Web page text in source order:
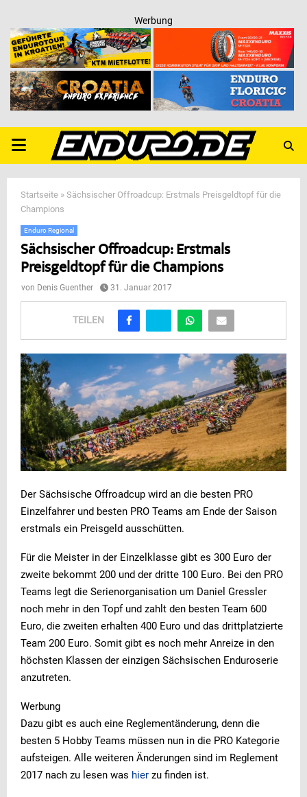
Werbung
PRIMARY
MENU
Startseite » Sächsischer Offroadcup: Erstmals Preisgeldtopf für die
Champions
Enduro Regional
Sächsischer Offroadcup: Erstmals
Preisgeldtopf für die Champions
von Denis Guenther 31. Januar 2017
TEILEN
Der Sächsische Offroadcup wird an die besten PRO
Einzelfahrer und besten PRO Teams am Ende der Saison
erstmals ein Preisgeld ausschütten.
Für die Meister in der Einzelklasse gibt es 300 Euro der
zweite bekommt 200 und der dritte 100 Euro. Bei den PRO
Teams legt die Serienorganisation um Daniel Gressler
noch mehr in den Topf und zahlt den besten Team 600
Euro, die zweiten erhalten 400 Euro und das drittplatzierte
Team 200 Euro. Somit gibt es noch mehr Anreize in den
höchsten Klassen der einzigen Sächsischen Enduroserie
anzutreten.
Werbung
Dazu gibt es auch eine Reglementänderung, denn die
besten 5 Hobby Teams müssen nun in die PRO Kategorie
aufsteigen. Alle weiteren Änderungen sind im Reglement
2017 nach zu lesen was hier zu finden ist.